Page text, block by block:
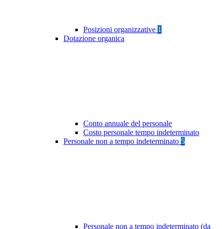
Posizioni organizzative 1
Dotazione organica
Conto annuale del personale
Costo personale tempo indeterminato
Personale non a tempo indeterminato 5
Personale non a tempo indeterminato (da